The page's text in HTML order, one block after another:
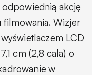
akcję
Wizjer
LCD
cm (2,8 cala) o
w